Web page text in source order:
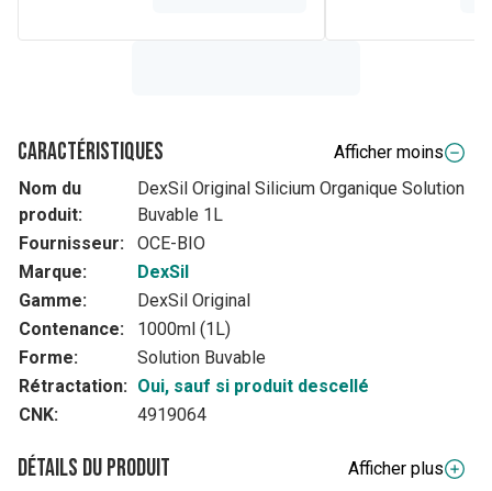
Caractéristiques
Afficher moins
Nom du
produit:
DexSil Original Silicium Organique Solution
Buvable 1L
Fournisseur:
OCE-BIO
Marque:
DexSil
Gamme:
DexSil Original
Contenance:
1000ml (1L)
Forme:
Solution Buvable
Rétractation: Oui, sauf si produit descellé
CNK:
4919064
Détails du produit
Afficher plus